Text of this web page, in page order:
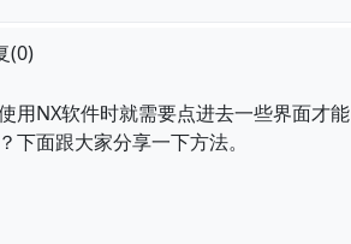
(0)
用NX软件时就需要点进去一些界面才能
面跟大家分享一下方法。